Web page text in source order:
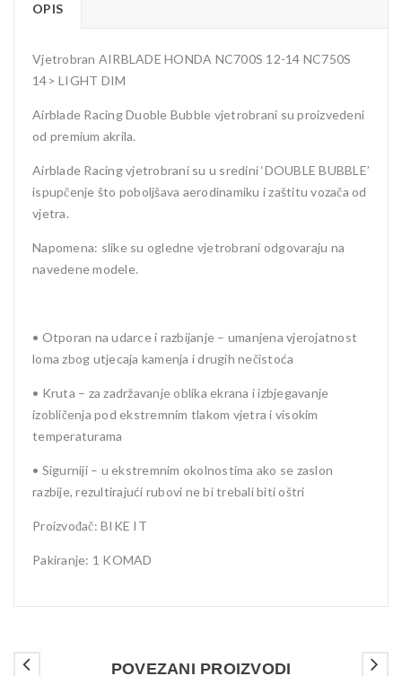
OPIS
Vjetrobran AIRBLADE HONDA NC700S 12-14 NC750S
14> LIGHT DIM
Airblade Racing Duoble Bubble vjetrobrani su proizvedeni
od premium akrila.
Airblade Racing vjetrobrani su u sredini ‘DOUBLE BUBBLE’
ispupčenje što poboljšava aerodinamiku i zaštitu vozača od
vjetra.
Napomena: slike su ogledne vjetrobrani odgovaraju na
navedene modele.
• Otporan na udarce i razbijanje – umanjena vjerojatnost
loma zbog utjecaja kamenja i drugih nečistoća
• Kruta – za zadržavanje oblika ekrana i izbjegavanje
izobličenja pod ekstremnim tlakom vjetra i visokim
temperaturama
• Sigurniji – u ekstremnim okolnostima ako se zaslon
razbije, rezultirajući rubovi ne bi trebali biti oštri
Proizvođač: BIKE IT
Pakiranje: 1 KOMAD
POVEZANI PROIZVODI